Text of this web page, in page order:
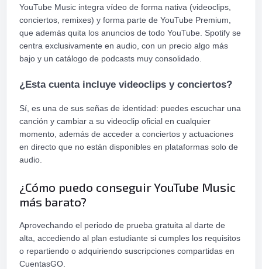
YouTube Music integra vídeo de forma nativa (videoclips,
conciertos, remixes) y forma parte de YouTube Premium,
que además quita los anuncios de todo YouTube. Spotify se
centra exclusivamente en audio, con un precio algo más
bajo y un catálogo de podcasts muy consolidado.
¿Esta cuenta incluye videoclips y conciertos?
Sí, es una de sus señas de identidad: puedes escuchar una
canción y cambiar a su videoclip oficial en cualquier
momento, además de acceder a conciertos y actuaciones
en directo que no están disponibles en plataformas solo de
audio.
¿Cómo puedo conseguir YouTube Music
más barato?
Aprovechando el periodo de prueba gratuita al darte de
alta, accediendo al plan estudiante si cumples los requisitos
o repartiendo o adquiriendo suscripciones compartidas en
CuentasGO.